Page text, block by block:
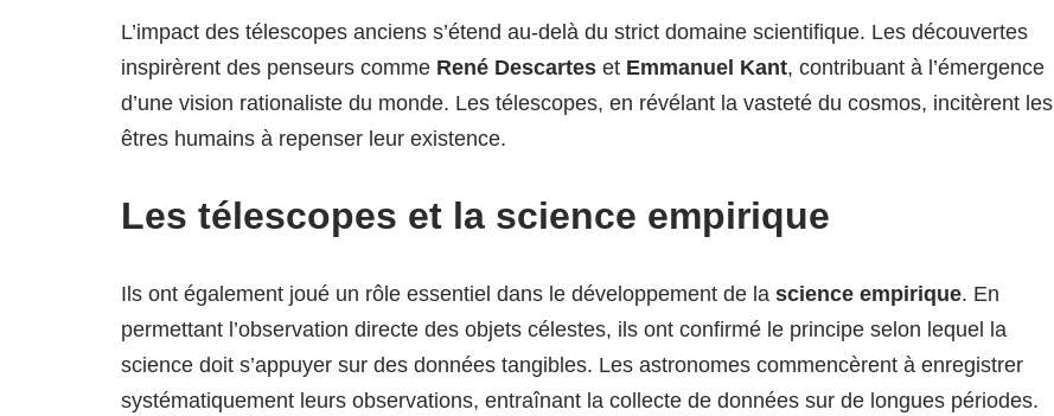
L’impact des télescopes anciens s’étend au-delà du strict domaine scientifique. Les découvertes
inspirèrent des penseurs comme René Descartes et Emmanuel Kant, contribuant à l’émergence
d’une vision rationaliste du monde. Les télescopes, en révélant la vasteté du cosmos, incitèrent les
êtres humains à repenser leur existence.
Les télescopes et la science empirique
Ils ont également joué un rôle essentiel dans le développement de la science empirique. En
permettant l’observation directe des objets célestes, ils ont confirmé le principe selon lequel la
science doit s’appuyer sur des données tangibles. Les astronomes commencèrent à enregistrer
systématiquement leurs observations, entraînant la collecte de données sur de longues périodes.